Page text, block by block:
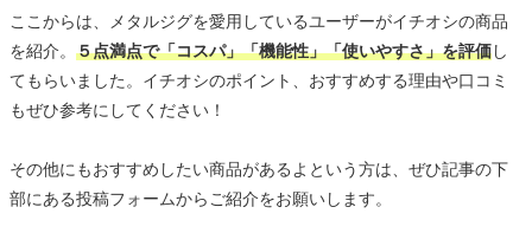
ここからは、メタルジグを愛用しているユーザーがイチオシの商品
を紹介。 ５点満点で「コスパ」「機能性」「使いやすさ」を評価し
てもらいました。イチオシのポイント、おすすめする理由や口コミ
もぜひ参考にしてください！
その他にもおすすめしたい商品があるよという方は、ぜひ記事の下
部にある投稿フォームからご紹介をお願いします。